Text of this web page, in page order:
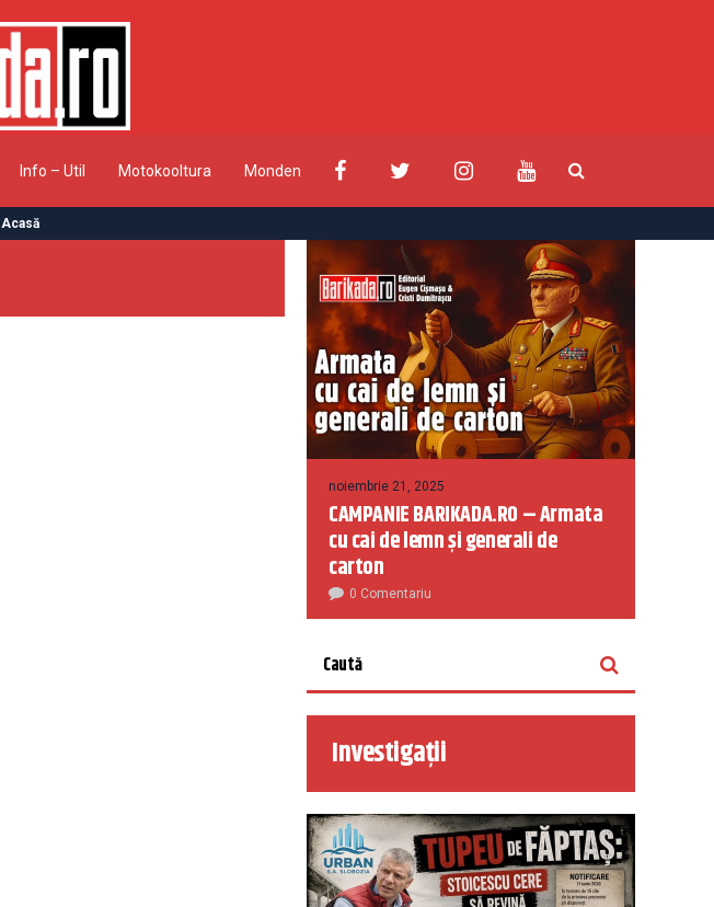
Info – Util Motokooltura Monden
Acasă
noiembrie 21, 2025
CAMPANIE BARIKADA.RO – Armata
cu cai de lemn și generali de
carton
0 Comentariu
Investigații